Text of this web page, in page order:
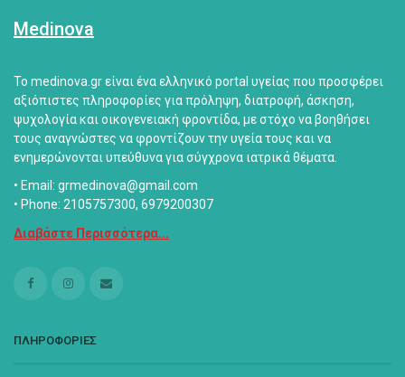
Medinova
Το medinova.gr είναι ένα ελληνικό portal υγείας που προσφέρει
αξιόπιστες πληροφορίες για πρόληψη, διατροφή, άσκηση,
ψυχολογία και οικογενειακή φροντίδα, με στόχο να βοηθήσει
τους αναγνώστες να φροντίζουν την υγεία τους και να
ενημερώνονται υπεύθυνα για σύγχρονα ιατρικά θέματα.
• Email: grmedinova@gmail.com
• Phone: 2105757300, 6979200307
Διαβάστε Περισσότερα...
ΠΛΗΡΟΦΟΡΙΕΣ